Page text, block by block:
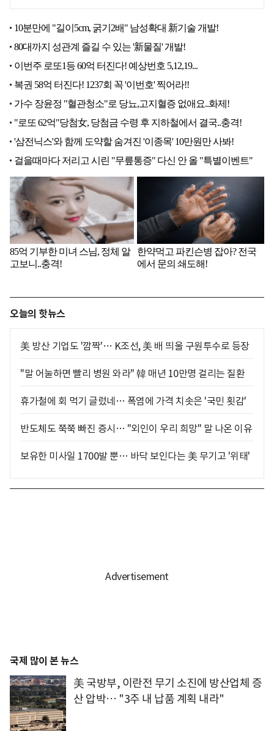
오늘의 핫뉴스
美 방산 기업도 '깜짝'… K조선, 美 배 띄울 구원투수로 등장
"말 어눌하면 빨리 병원 와라" 韓 매년 10만명 걸리는 질환
휴가철에 회 먹기 글렀네… 폭염에 가격 치솟은 '국민 횟감'
반도체도 쭉쭉 빠진 증시… "외인이 우리 희망" 말 나온 이유
보유한 미사일 1700발 뿐… 바닥 보인다는 美 무기고 '위태'
국제 많이 본 뉴스
美 국방부, 이란전 무기 소진에 방산업체 증
산 압박… "3주 내 납품 계획 내라"